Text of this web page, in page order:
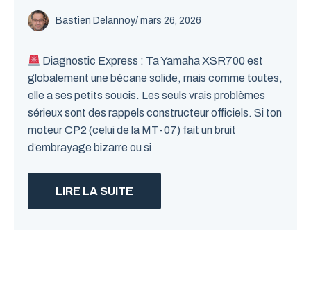
Bastien Delannoy/ mars 26, 2026
Diagnostic Express : Ta Yamaha XSR700 est
globalement une bécane solide, mais comme toutes,
elle a ses petits soucis. Les seuls vrais problèmes
sérieux sont des rappels constructeur officiels. Si ton
moteur CP2 (celui de la MT-07) fait un bruit
d’embrayage bizarre ou si
LIRE LA SUITE